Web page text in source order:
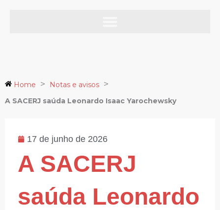
Home > Notas e avisos >
A SACERJ saúda Leonardo Isaac Yarochewsky
17 de junho de 2026
A SACERJ
saúda Leonardo